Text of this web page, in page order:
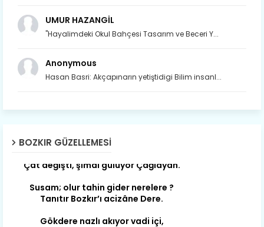
UMUR HAZANGİL
"Hayalimdeki Okul Bahçesi Tasarım ve Beceri Y...
Anonymous
Hasan Basri: Akçapınarın yetiştidigi Bilim insanl...
BOZKIR GÜZELLEMESI
Son yıllarda orda yok artık ağlayan,
Tanıtır Bozkır’ı acizâne Dere.
Gederet’ti adı, oldu Dereiçi.